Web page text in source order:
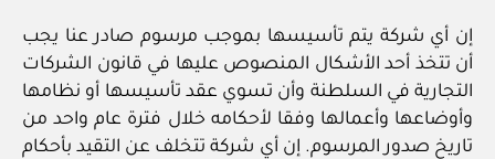
إن أي شركة يتم تأسيسها بموجب مرسوم صادر عنا يجب
أن تتخذ أحد الأشكال المنصوص عليها في قانون الشركات
التجارية في السلطنة وأن تسوي عقد تأسيسها أو نظامها
وأوضاعها وأعمالها وفقا لأحكامه خلال فترة عام واحد من
تاريخ صدور المرسوم. إن أي شركة تتخلف عن التقيد بأحكام